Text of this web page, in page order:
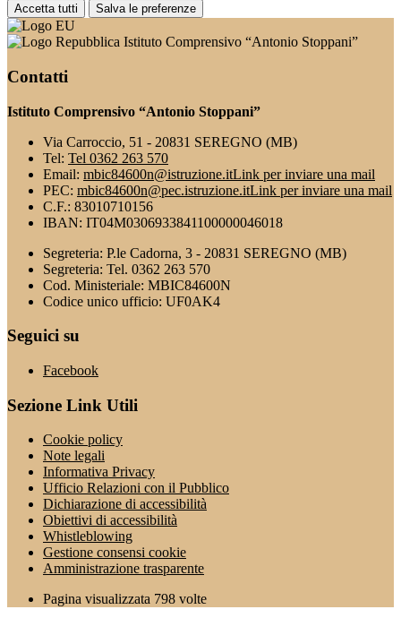
Accetta tutti Salva le preferenze
Istituto Comprensivo “Antonio Stoppani”
Contatti
Istituto Comprensivo “Antonio Stoppani”
Via Carroccio, 51 - 20831 SEREGNO (MB)
Tel: Tel 0362 263 570
Email: mbic84600n@istruzione.itLink per inviare una mail
PEC: mbic84600n@pec.istruzione.itLink per inviare una mail
C.F.: 83010710156
IBAN: IT04M0306933841100000046018
Segreteria: P.le Cadorna, 3 - 20831 SEREGNO (MB)
Segreteria: Tel. 0362 263 570
Cod. Ministeriale: MBIC84600N
Codice unico ufficio: UF0AK4
Seguici su
Facebook
Sezione Link Utili
Cookie policy
Note legali
Informativa Privacy
Ufficio Relazioni con il Pubblico
Dichiarazione di accessibilità
Obiettivi di accessibilità
Whistleblowing
Gestione consensi cookie
Amministrazione trasparente
Pagina visualizzata 798 volte